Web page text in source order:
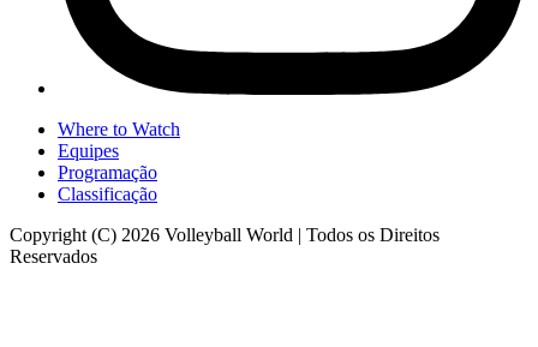
Where to Watch
Equipes
Programação
Classificação
Copyright (C) 2026 Volleyball World | Todos os Direitos
Reservados